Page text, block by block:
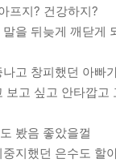
프지? 건강하지?
을 뒤늦게 깨닫게
고 창피했던 아빠
보고 싶고 안타깝고
봤음 좋았을껄
지했던 은수도 할